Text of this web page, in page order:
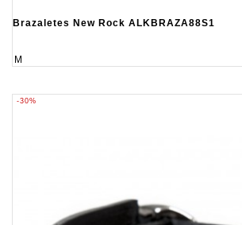
Brazaletes New Rock ALKBRAZA88S1
M
-30%